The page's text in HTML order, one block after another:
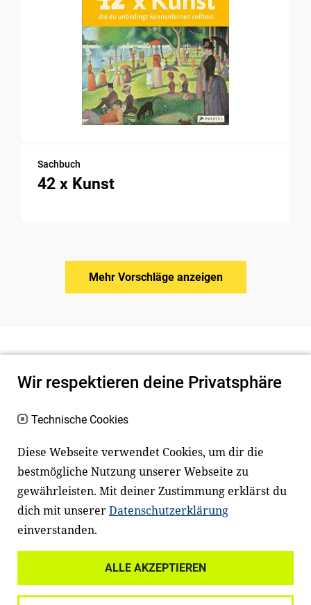
Sachbuch
42 x Kunst
Mehr Vorschläge anzeigen
Newsletter
Facebook LinkedIn
Wir respektieren deine Privatsphäre
Technische Cookies
Diese Webseite verwendet Cookies, um dir die
bestmögliche Nutzung unserer Webseite zu
gewährleisten. Mit deiner Zustimmung erklärst du
dich mit unsererDatenschutzerklärung
einverstanden.
ALLE AKZEPTIEREN